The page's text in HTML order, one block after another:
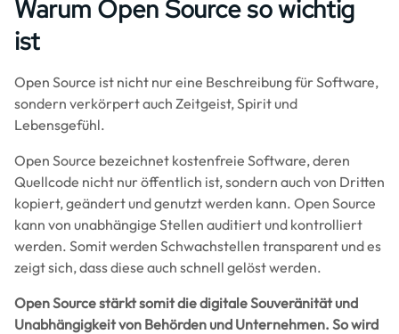
Warum Open Source so wichtig
ist
Open Source ist nicht nur eine Beschreibung für Software,
sondern verkörpert auch Zeitgeist, Spirit und
Lebensgefühl.
Open Source bezeichnet kostenfreie Software, deren
Quellcode nicht nur öffentlich ist, sondern auch von Dritten
kopiert, geändert und genutzt werden kann. Open Source
kann von unabhängige Stellen auditiert und kontrolliert
werden. Somit werden Schwachstellen transparent und es
zeigt sich, dass diese auch schnell gelöst werden.
Open Source stärkt somit die digitale Souveränität und
Unabhängigkeit von Behörden und Unternehmen. So wird